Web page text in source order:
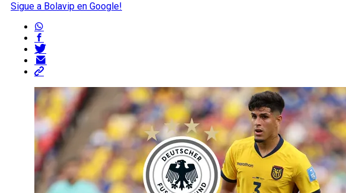
Sigue a Bolavip en Google!